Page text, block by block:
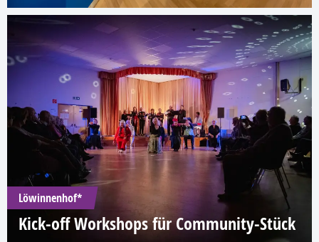
Löwinnenhof*
Kick-off Workshops für Community-Stück